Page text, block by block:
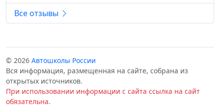
Все отзывы
© 2026 Автошколы России
Вся информация, размещенная на сайте, собрана из
открытых источников.
При использовании информации с сайта ссылка на сайт
обязательна.